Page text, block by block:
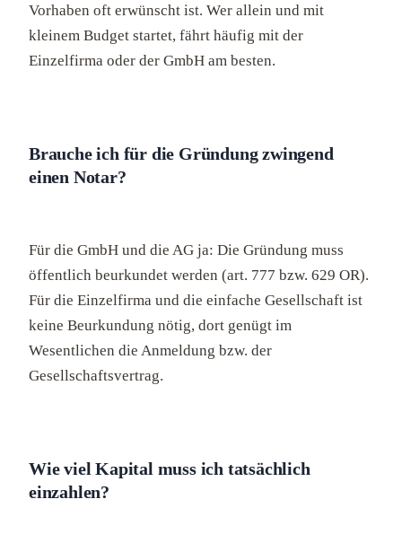
Vorhaben oft erwünscht ist. Wer allein und mit
kleinem Budget startet, fährt häufig mit der
Einzelfirma oder der GmbH am besten.
Brauche ich für die Gründung zwingend
einen Notar?
Für die GmbH und die AG ja: Die Gründung muss
öffentlich beurkundet werden (art. 777 bzw. 629 OR).
Für die Einzelfirma und die einfache Gesellschaft ist
keine Beurkundung nötig, dort genügt im
Wesentlichen die Anmeldung bzw. der
Gesellschaftsvertrag.
Wie viel Kapital muss ich tatsächlich
einzahlen?